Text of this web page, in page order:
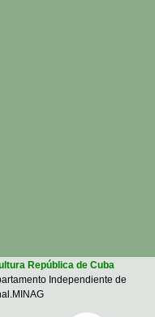
República de Cuba
Independiente de